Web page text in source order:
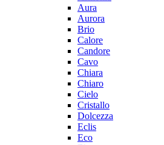
Aura
Aurora
Brio
Calore
Candore
Cavo
Chiara
Chiaro
Cielo
Cristallo
Dolcezza
Eclis
Eco